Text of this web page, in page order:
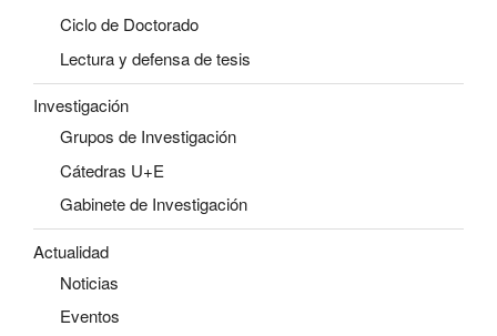
Ciclo de Doctorado
Lectura y defensa de tesis
Investigación
Grupos de Investigación
Cátedras U+E
Gabinete de Investigación
Actualidad
Noticias
Eventos